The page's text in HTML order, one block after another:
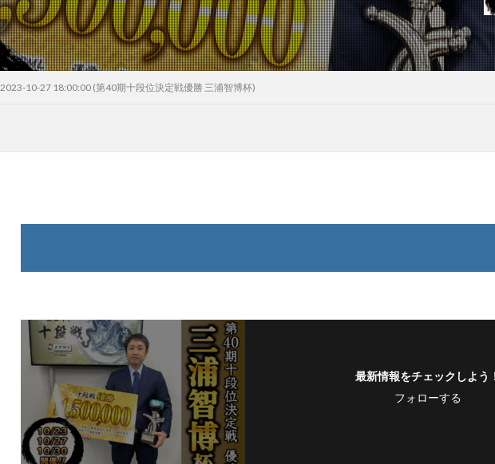
2023-10-27 18:00:00 (第40期十段位決定戦優勝 三浦智博杯)
最新情報をチェックしよう
フォローする